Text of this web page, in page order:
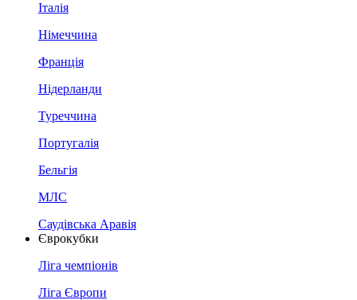
Італія
Німеччина
Франція
Нідерланди
Туреччина
Португалія
Бельгія
МЛС
Саудівська Аравія
Єврокубки
Ліга чемпіонів
Ліга Європи